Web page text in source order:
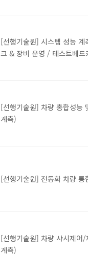
[선행기술원] 시스템 성능 계
크 & 장비 운영 / 테스트베드
[선행기술원] 차량 총합성능
계측)
[선행기술원] 전동화 차량 통
[선행기술원] 차량 샤시제어
계측)